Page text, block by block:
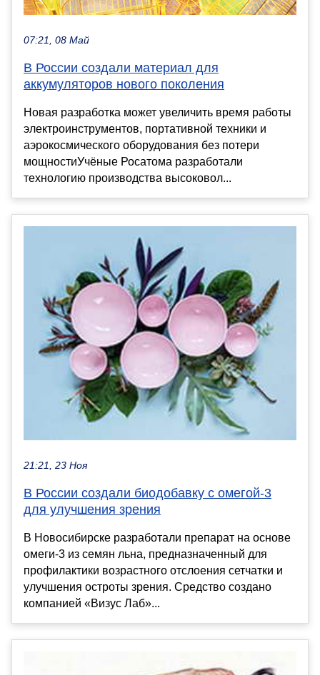
07:21, 08 Май
В России создали материал для
аккумуляторов нового поколения
Новая разработка может увеличить время работы
электроинструментов, портативной техники и
аэрокосмического оборудования без потери
мощностиУчёные Росатома разработали
технологию производства высоковол...
21:21, 23 Ноя
В России создали биодобавку с омегой‑3
для улучшения зрения
В Новосибирске разработали препарат на основе
омеги‑3 из семян льна, предназначенный для
профилактики возрастного отслоения сетчатки и
улучшения остроты зрения. Средство создано
компанией «Визус Лаб»...